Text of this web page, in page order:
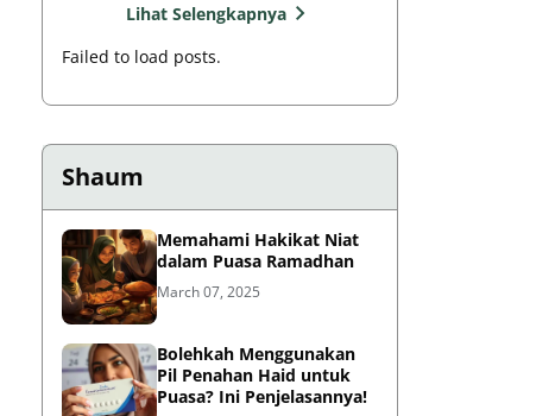
Lihat Selengkapnya
Failed to load posts.
Shaum
Memahami Hakikat Niat
dalam Puasa Ramadhan
March 07, 2025
Bolehkah Menggunakan
Pil Penahan Haid untuk
Puasa? Ini Penjelasannya!